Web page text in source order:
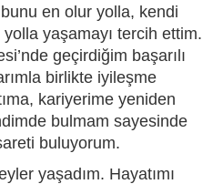
en olur yolla, kendi
yaşamayı tercih ettim.
geçirdiğim başarılı
birlikte iyileşme
kariyerime yeniden
bulmam sayesinde
buluyorum.
yaşadım. Hayatımı